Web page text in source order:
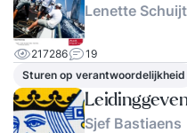
Lenette Schuijt
217286
19
Sturen op verantwoordelijkheid
Sjef Bastiaens